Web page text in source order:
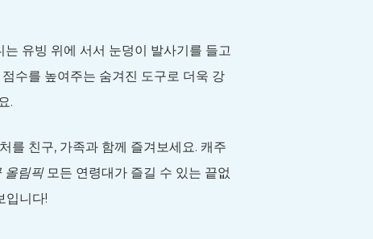
유빙 위에 서서 눈덩이 발사기를 들고
수를 높여주는 숨겨진 도구로 더욱 강
.
를 친구, 가족과 함께 즐겨보세요. 캐주
올림픽모든 연령대가 즐길 수 있는 끝없
입니다!